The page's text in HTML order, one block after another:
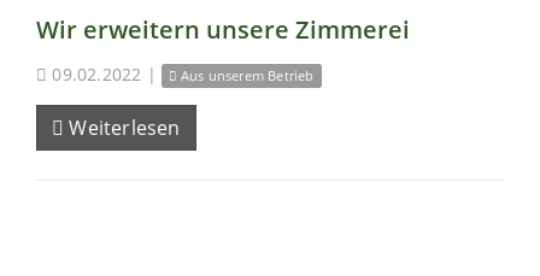
Wir erweitern unsere Zimmerei
09.02.2022 | Aus unserem Betrieb
Weiterlesen